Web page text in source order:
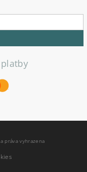
práva vyhrazena